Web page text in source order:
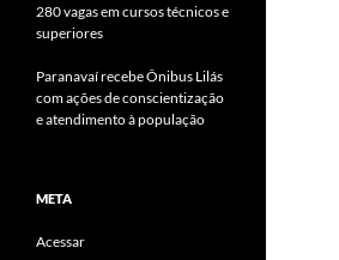
280 vagas em cursos técnicos e
superiores
Paranavaí recebe Ônibus Lilás
com ações de conscientização
e atendimento à população
META
Acessar